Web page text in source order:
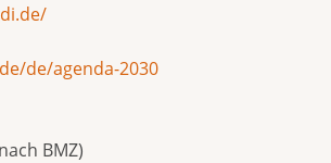
de/agenda-2030
BMZ)